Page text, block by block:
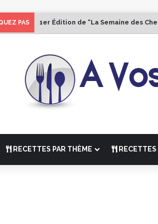
PAS 1er Édition de “La Semaine des
RECETTES PAR THÈME